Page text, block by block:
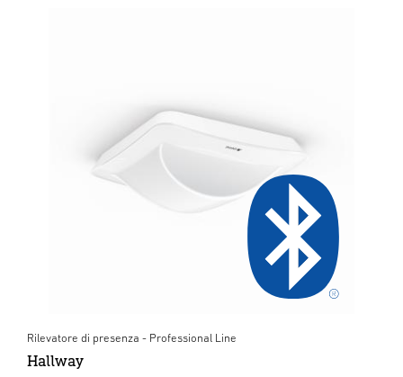
Rilevatore di presenza - Professional Line
Hallway